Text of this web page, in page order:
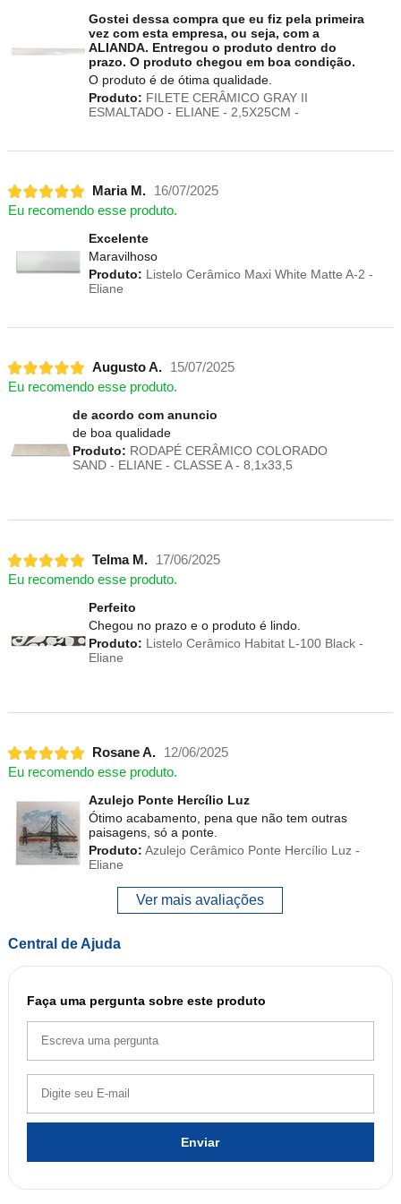
Gostei dessa compra que eu fiz pela primeira
vez com esta empresa, ou seja, com a
ALIANDA. Entregou o produto dentro do
prazo. O produto chegou em boa condição.
O produto é de ótima qualidade.
Produto: FILETE CERÂMICO GRAY II
ESMALTADO - ELIANE - 2,5X25CM -
Maria M.
16/07/2025
Eu recomendo esse produto.
Excelente
Maravilhoso
Produto: Listelo Cerâmico Maxi White Matte A-2 -
Eliane
Augusto A.
15/07/2025
Eu recomendo esse produto.
de acordo com anuncio
de boa qualidade
Produto: RODAPÉ CERÂMICO COLORADO
SAND - ELIANE - CLASSE A - 8,1x33,5
Telma M.
17/06/2025
Eu recomendo esse produto.
Perfeito
Chegou no prazo e o produto é lindo.
Produto: Listelo Cerâmico Habitat L-100 Black -
Eliane
Rosane A.
12/06/2025
Eu recomendo esse produto.
Azulejo Ponte Hercílio Luz
Ótimo acabamento, pena que não tem outras
paisagens, só a ponte.
Produto: Azulejo Cerâmico Ponte Hercílio Luz -
Eliane
Ver mais avaliações
Central de Ajuda
Faça uma pergunta sobre este produto
Enviar